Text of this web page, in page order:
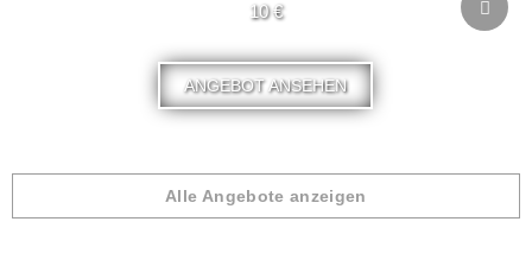
10 €
ANGEBOT ANSEHEN
Alle Angebote anzeigen